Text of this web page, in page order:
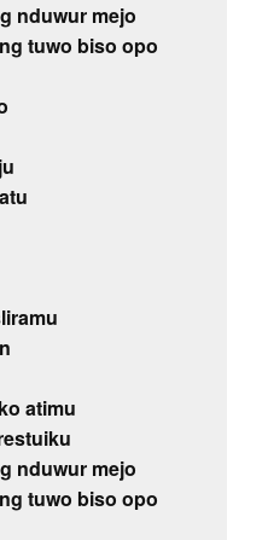
nduwur mejo
tuwo biso opo
atimu
nduwur mejo
tuwo biso opo